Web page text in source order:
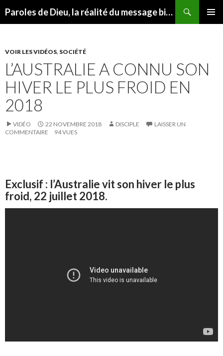
Paroles de Dieu, la réalité du message biblique
VOIR LES VIDÉOS, SOCIÉTÉ
L’AUSTRALIE A CONNU SON
HIVER LE PLUS FROID EN
2018
VIDÉO 22 NOVEMBRE 2018 DISCIPLE
LAISSER UN
COMMENTAIRE
94 VUES
Exclusif : l’Australie vit son hiver le plus
froid, 22 juillet 2018.